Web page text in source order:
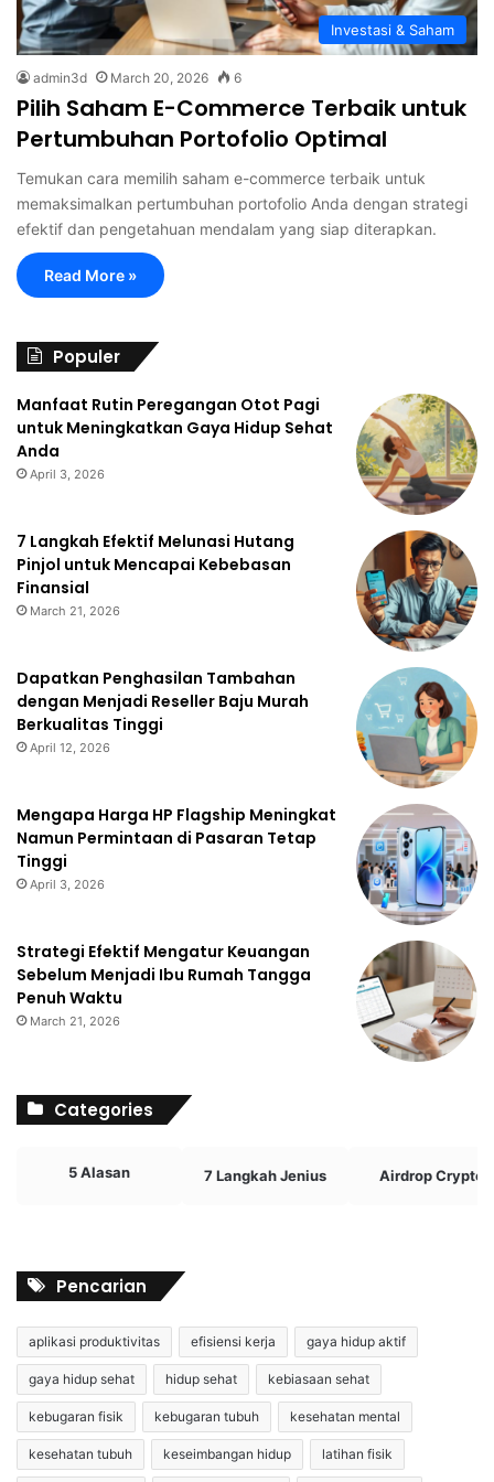
Investasi & Saham
admin3d March 20, 2026 6
Pilih Saham E-Commerce Terbaik untuk
Pertumbuhan Portofolio Optimal
Temukan cara memilih saham e-commerce terbaik untuk
memaksimalkan pertumbuhan portofolio Anda dengan strategi
efektif dan pengetahuan mendalam yang siap diterapkan.
Read More »
Populer
Manfaat Rutin Peregangan Otot Pagi
untuk Meningkatkan Gaya Hidup Sehat
Anda
April 3, 2026
7 Langkah Efektif Melunasi Hutang
Pinjol untuk Mencapai Kebebasan
Finansial
March 21, 2026
Dapatkan Penghasilan Tambahan
dengan Menjadi Reseller Baju Murah
Berkualitas Tinggi
April 12, 2026
Mengapa Harga HP Flagship Meningkat
Namun Permintaan di Pasaran Tetap
Tinggi
April 3, 2026
Strategi Efektif Mengatur Keuangan
Sebelum Menjadi Ibu Rumah Tangga
Penuh Waktu
March 21, 2026
Categories
5 Alasan 7 Langkah Jenius Airdrop Crypto
Pencarian
aplikasi produktivitas efisiensi kerja gaya hidup aktif
gaya hidup sehat hidup sehat kebiasaan sehat
kebugaran fisik kebugaran tubuh kesehatan mental
kesehatan tubuh keseimbangan hidup latihan fisik